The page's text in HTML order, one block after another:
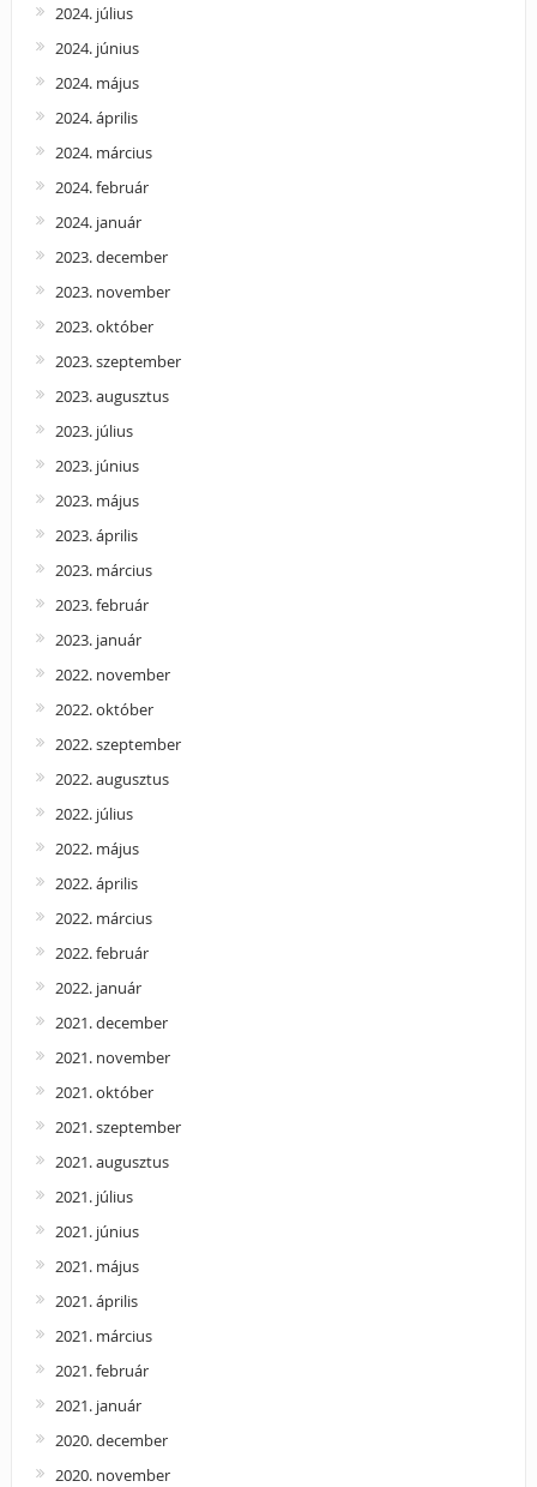
2024. július
2024. június
2024. május
2024. április
2024. március
2024. február
2024. január
2023. december
2023. november
2023. október
2023. szeptember
2023. augusztus
2023. július
2023. június
2023. május
2023. április
2023. március
2023. február
2023. január
2022. november
2022. október
2022. szeptember
2022. augusztus
2022. július
2022. május
2022. április
2022. március
2022. február
2022. január
2021. december
2021. november
2021. október
2021. szeptember
2021. augusztus
2021. július
2021. június
2021. május
2021. április
2021. március
2021. február
2021. január
2020. december
2020. november